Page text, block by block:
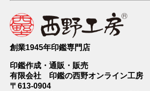
創業1945年印鑑専門店
印鑑作成・通販・販売
有限会社 印鑑の西野オンライン工房
〒613-0904